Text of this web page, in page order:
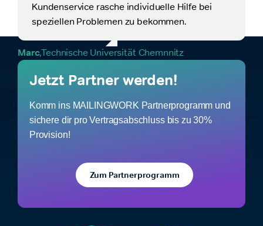
Kundenservice rasche individuelle Hilfe bei
speziellen Problemen zu bekommen.
Marc,Technische Universität Chemnnitz
Jetzt Partner werden!
Komm ins MAILINGWORK Partnerprogramm und
sichere dir pro Vertragsabschluss bis zu 30%
Provision!
Zum Partnerprogramm